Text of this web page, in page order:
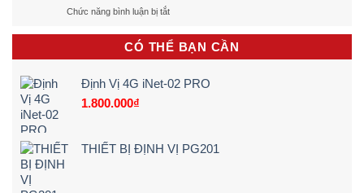
Chính
100%
(Quy
5
Vị
Đạp
Điện,
Máy
Điện
Rẻ
–
Chức năng bình luận bị tắtở
vị
hộp
đen
cảnh
xe
CÓ THỂ BẠN CẦN
Định Vị 4G iNet-02 PRO
1.800.000₫
THIẾT BỊ ĐỊNH VỊ PG201